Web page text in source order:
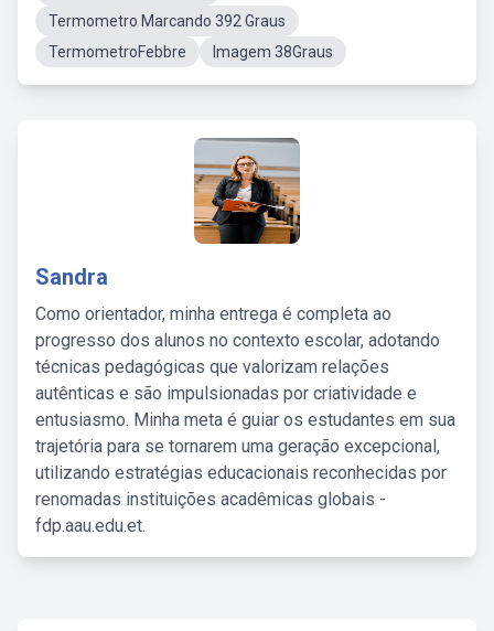
Termometro Marcando 392 Graus
TermometroFebbre
Imagem 38Graus
Sandra
Como orientador, minha entrega é completa ao
progresso dos alunos no contexto escolar, adotando
técnicas pedagógicas que valorizam relações
autênticas e são impulsionadas por criatividade e
entusiasmo. Minha meta é guiar os estudantes em sua
trajetória para se tornarem uma geração excepcional,
utilizando estratégias educacionais reconhecidas por
renomadas instituições acadêmicas globais -
fdp.aau.edu.et.